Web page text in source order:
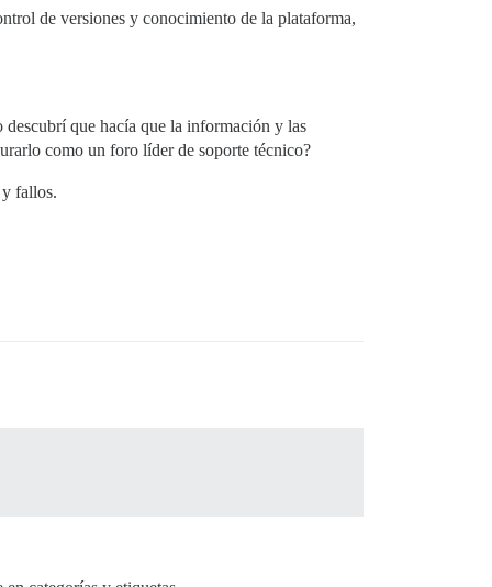
de versiones y conocimiento de la plataforma,
descubrí que hacía que la información y las
como un foro líder de soporte técnico?
fallos.